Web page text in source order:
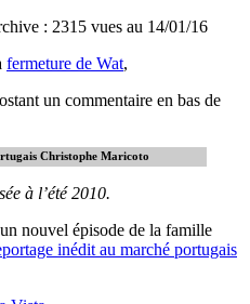
: 2315 vues au 14/01/16
fermeture de Wat,
un commentaire en bas de
Christophe Maricoto
à l’été 2010.
nouvel épisode de la famille
inédit au marché portugais